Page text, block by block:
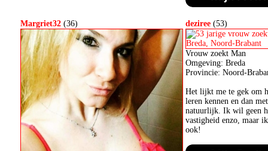
Margriet32 (36) deziree (53)
Vrouw zoekt Man
Omgeving: Breda
Provincie: Noord-
Het lijkt me te gek om
leren kennen en dan
natuurlijk. Ik wil geen
vastigheid enzo, maar
ook!